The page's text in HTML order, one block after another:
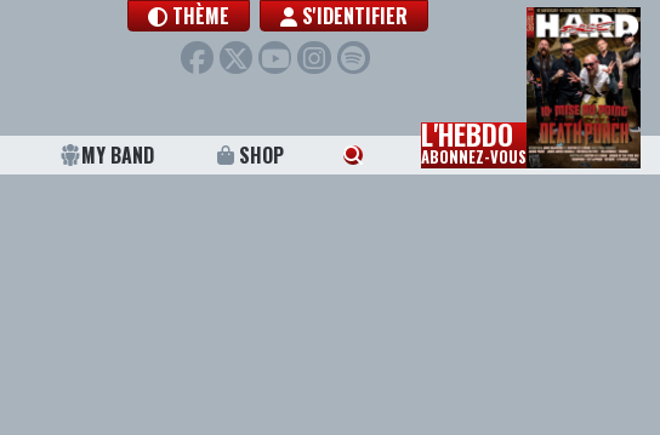
THÈME S'IDENTIFIER
MY BAND SHOP L'HEBDO
ABONNEZ-VOUS